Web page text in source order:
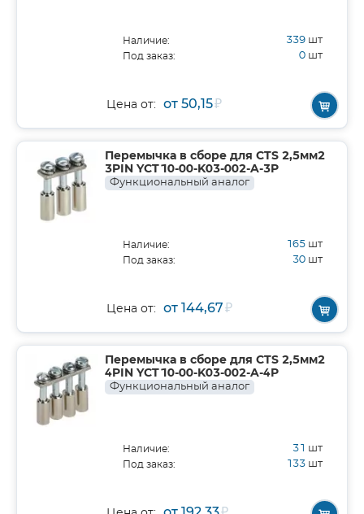
Наличие: 339 шт
Под заказ: 0 шт
Цена от: от 50,15₽
Перемычка в сборе для CTS 2,5мм2
3PIN YCT10-00-K03-002-A-3P
Функциональный аналог
Наличие: 165 шт
Под заказ: 30 шт
Цена от: от 144,67₽
Перемычка в сборе для CTS 2,5мм2
4PIN YCT10-00-K03-002-A-4P
Функциональный аналог
Наличие: 31 шт
Под заказ: 133 шт